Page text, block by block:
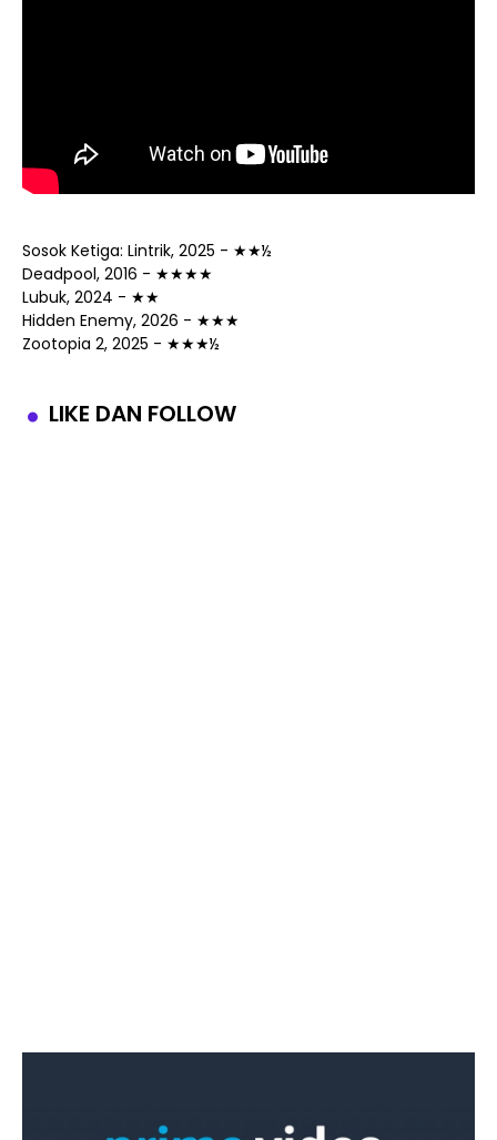
Sosok Ketiga: Lintrik, 2025 - ★★½
Deadpool, 2016 - ★★★★
Lubuk, 2024 - ★★
Hidden Enemy, 2026 - ★★★
Zootopia 2, 2025 - ★★★½
LIKE DAN FOLLOW